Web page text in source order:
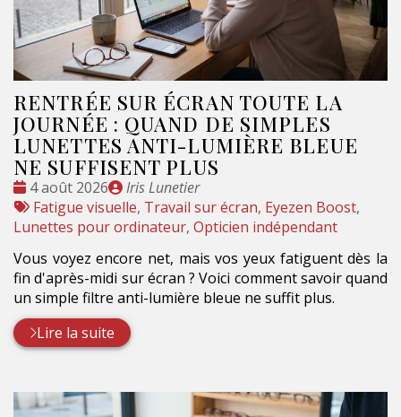
RENTRÉE SUR ÉCRAN TOUTE LA
JOURNÉE : QUAND DE SIMPLES
LUNETTES ANTI-LUMIÈRE BLEUE
NE SUFFISENT PLUS
Date
:
4 août 2026
Publié
par
Iris Lunetier
Tags
:
Fatigue visuelle, Travail sur écran, Eyezen Boost,
Lunettes pour ordinateur, Opticien indépendant
Vous voyez encore net, mais vos yeux fatiguent dès la
fin d'après-midi sur écran ? Voici comment savoir quand
un simple filtre anti-lumière bleue ne suffit plus.
Lire la suite